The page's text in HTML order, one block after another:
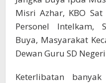
Misri Azhar, KBO
Personel Intelkam,
Buya, Masyarakat
Dewan Guru SD
Keterlibatan